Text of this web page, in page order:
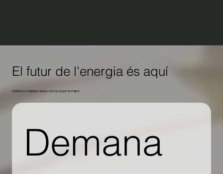
El futur de l'energia és aquí
CONTRACTA ENERGIA VERDA, L'ESTALVI QUE TEU TRIES
Demana